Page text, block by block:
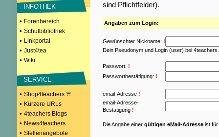
INFOTHEK
• Forenbereich
• Schulbibliothek
• Linkportal
• Just4tea
• Wiki
SERVICE
• Shop4teachers
• Kürzere URLs
• 4teachers Blogs
• News4teachers
• Stellenangebote
sind Pflichtfelder).
Angaben zum Login:
Gewünschter Nickname: !
Dein Pseudonym und Login (user) bei
Passwort: !
Passwortbestätigung: !
email-Adresse !
email-Adresse-
Bestätigung !
Die Angabe einer gültigen eMail-Adresse ist für